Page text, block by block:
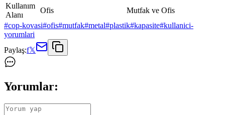
Kullanım
Alanı
Ofis
Mutfak ve Ofis
#cop-kovasi#ofis#mutfak#metal#plastik#kapasite#kullanici-
yorumlari
Paylaş:f𝕏
Yorumlar: